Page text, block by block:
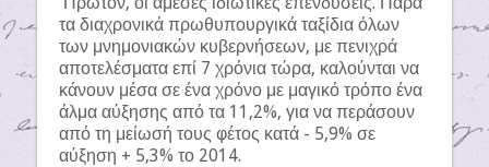
τα διαχρονικά πρωθυπουργικά ταξίδια όλων
των μνημονιακών κυβερνήσεων, με πενιχρά
αποτελέσματα επί 7 χρόνια τώρα, καλούνται να
κάνουν μέσα σε ένα χρόνο με μαγικό τρόπο ένα
άλμα αύξησης από τα 11,2%, για να περάσουν
από τη μείωσή τους φέτος κατά - 5,9% σε
αύξηση + 5,3% το 2014.